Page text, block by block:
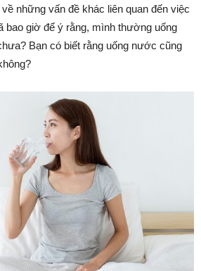
những vấn đề khác liên quan đến việc
bao giờ để ý rằng, mình thường uống
Bạn có biết rằng uống nước cũng